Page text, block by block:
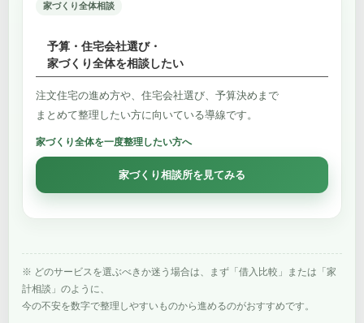
家づくり全体相談
予算・住宅会社選び・
家づくり全体を相談したい
注文住宅の進め方や、住宅会社選び、予算決めまで
まとめて整理したい方に向いている導線です。
家づくり全体を一度整理したい方へ
家づくり相談所を見てみる
※ どのサービスを選ぶべきか迷う場合は、まず「借入比較」または「家
計相談」のように、
今の不安を数字で整理しやすいものから進めるのがおすすめです。